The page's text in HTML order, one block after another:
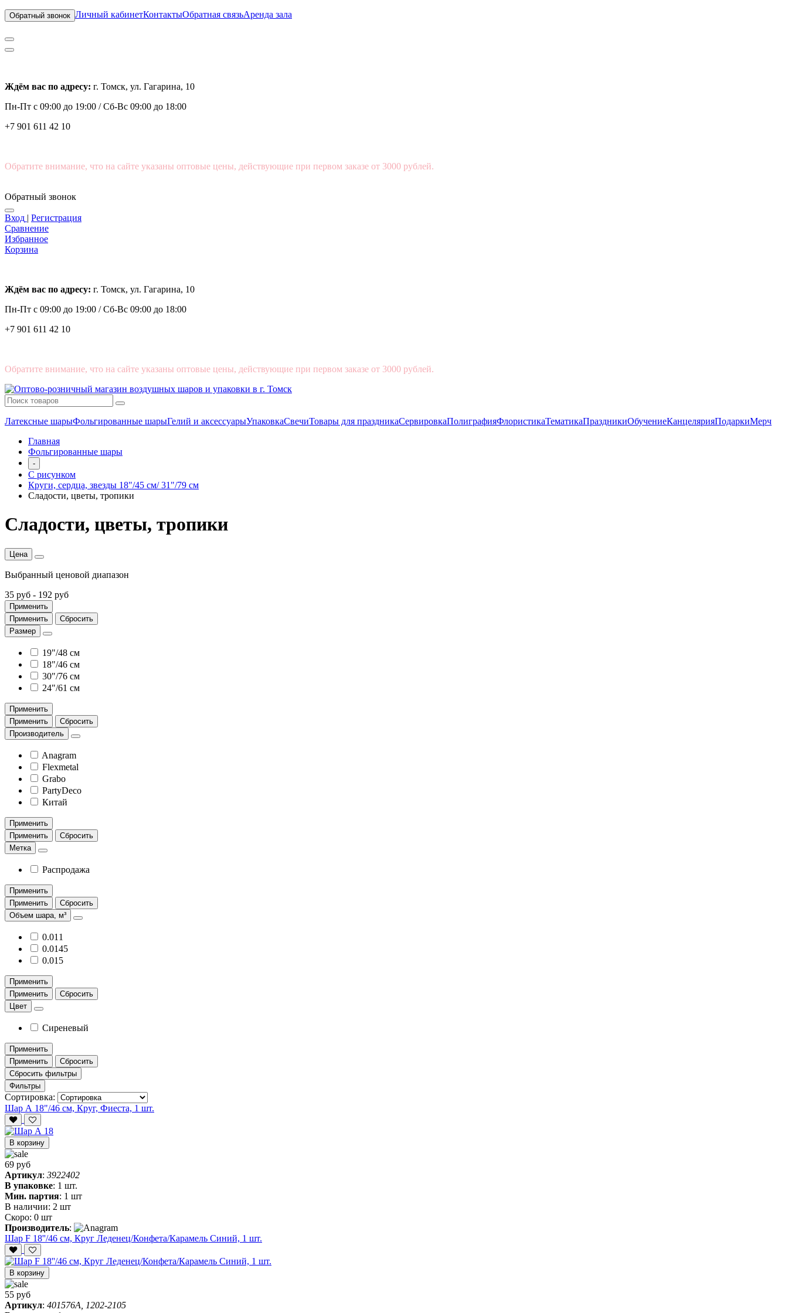
Обратный звонок Личный кабинетКонтактыОбратная связьАренда зала
Ждём вас по адресу: г. Томск, ул. Гагарина, 10
Пн-Пт с 09:00 до 19:00 /Сб-Вс 09:00 до 18:00
+7 901 611 42 10
Обратите внимание, что на сайте указаны оптовые цены, действующие при первом заказе от 3000 рублей.
Обратный звонок
Вход | Регистрация
Сравнение
Избранное
Корзина
Ждём вас по адресу: г. Томск, ул. Гагарина, 10
Пн-Пт с 09:00 до 19:00 /Сб-Вс 09:00 до 18:00
+7 901 611 42 10
Обратите внимание, что на сайте указаны оптовые цены, действующие при первом заказе от 3000 рублей.
Латексные шарыФольгированные шарыГелий и аксессуарыУпаковкаСвечиТовары для праздникаСервировкаПолиграфияФлористикаТематикаПраздникиОбучениеКанцелярияПодаркиМерч
Главная
Фольгированные шары
-
С рисунком
Круги, сердца, звезды 18"/45 см/ 31"/79 см
Сладости, цветы, тропики
Сладости, цветы, тропики
Цена
Выбранный ценовой диапазон
35 руб - 192 руб
Применить
Применить
Сбросить
Размер
19"/48 см
18"/46 см
30"/76 см
24"/61 см
Применить
Применить
Сбросить
Производитель
Anagram
Flexmetal
Grabo
PartyDeco
Китай
Применить
Применить
Сбросить
Метка
Распродажа
Применить
Применить
Сбросить
Объем шара, м³
0.011
0.0145
0.015
Применить
Применить
Сбросить
Цвет
Сиреневый
Применить
Применить
Сбросить
Сбросить фильтры
Фильтры
Сортировка:
Шар А 18"/46 см, Круг, Фиеста, 1 шт.
В корзину
69 руб
Артикул: 3922402
В упаковке: 1 шт.
Мин. партия: 1 шт
В наличии: 2 шт
Скоро: 0 шт
Производитель:
Шар F 18''/46 см, Круг Леденец/Конфета/Карамель Синий, 1 шт.
В корзину
55 руб
Артикул: 401576A, 1202-2105